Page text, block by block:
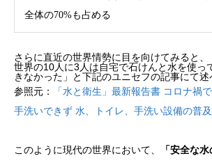
全体の70%も占める
さらに直近の世界情勢に目を向けてみると
世界の10人に3人は自宅で石けんと水を使っ
きなかった」と下記のユニセフの記事にて述
参照元：
「水と衛生」最新報告書 コロナ禍
手洗いできず 水、トイレ、手洗い設備の普
このように現代の世界において、
「安全な